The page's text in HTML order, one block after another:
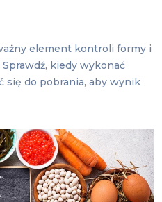
element kontroli formy i
kiedy wykonać
się do pobrania, aby wynik